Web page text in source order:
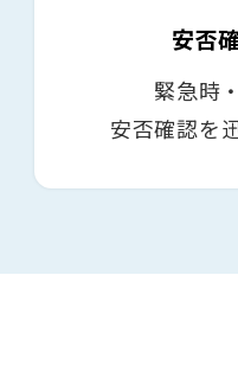
安否
緊急時
安否確認を